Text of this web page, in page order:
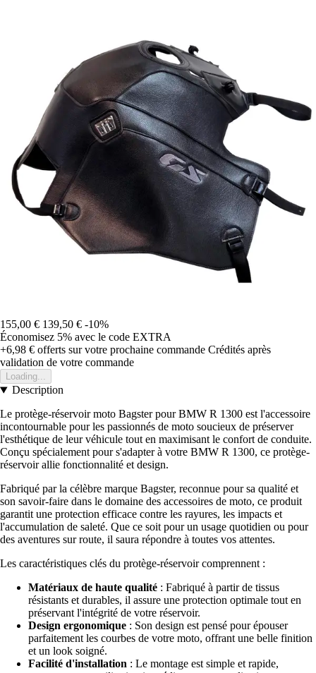
155,00 € 139,50 € -10%
Économisez 5% avec le code EXTRA
+6,98 € offerts sur votre prochaine commande Crédités après
validation de votre commande
Loading...
Description
Le protège-réservoir moto Bagster pour BMW R 1300 est l'accessoire
incontournable pour les passionnés de moto soucieux de préserver
l'esthétique de leur véhicule tout en maximisant le confort de conduite.
Conçu spécialement pour s'adapter à votre BMW R 1300, ce protège-
réservoir allie fonctionnalité et design.
Fabriqué par la célèbre marque Bagster, reconnue pour sa qualité et
son savoir-faire dans le domaine des accessoires de moto, ce produit
garantit une protection efficace contre les rayures, les impacts et
l'accumulation de saleté. Que ce soit pour un usage quotidien ou pour
des aventures sur route, il saura répondre à toutes vos attentes.
Les caractéristiques clés du protège-réservoir comprennent :
Matériaux de haute qualité : Fabriqué à partir de tissus
résistants et durables, il assure une protection optimale tout en
préservant l'intégrité de votre réservoir.
Design ergonomique : Son design est pensé pour épouser
parfaitement les courbes de votre moto, offrant une belle finition
et un look soigné.
Facilité d'installation : Le montage est simple et rapide,